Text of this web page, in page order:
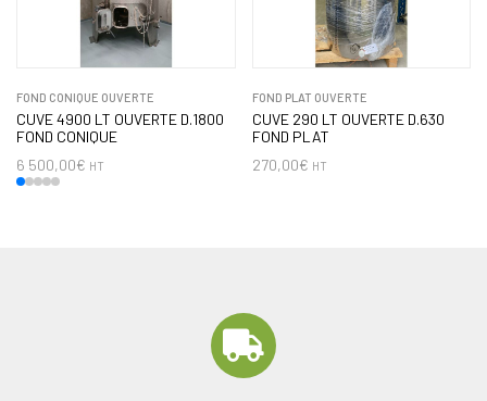
FOND CONIQUE OUVERTE
CUVE 4900 LT OUVERTE D.1800
FOND CONIQUE
6 500,00€ HT
FOND PLAT OUVERTE
CUVE 290 LT OUVERTE D.630
FOND PLAT
270,00€ HT